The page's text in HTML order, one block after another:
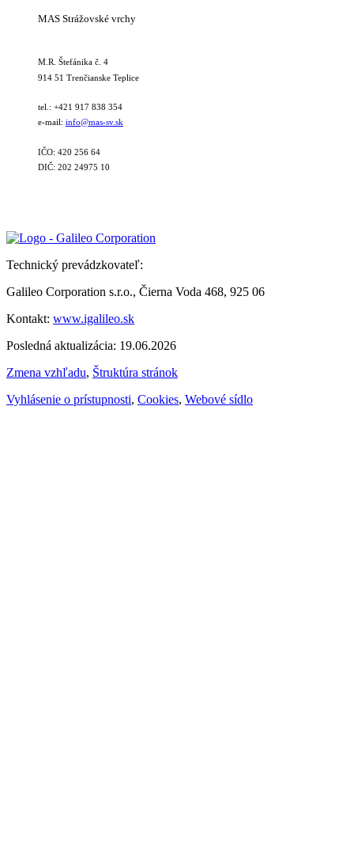
MAS Strážovské vrchy
M.R. Štefánika č. 4
914 51 Trenčianske Teplice
tel.: +421 917 838 354
e-mail: info@mas-sv.sk
IČO: 420 256 64
DIČ: 202 24975 10
Technický prevádzkovateľ:
Galileo Corporation s.r.o., Čierna Voda 468, 925 06
Kontakt: www.igalileo.sk
Posledná aktualizácia: 19.06.2026
Zmena vzhľadu, Štruktúra stránok
Vyhlásenie o prístupnosti, Cookies, Webové sídlo